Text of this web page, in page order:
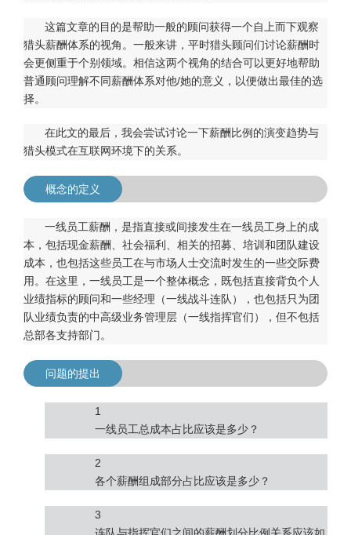
这篇文章的目的是帮助一般的顾问获得一个自上而下观察
猎头薪酬体系的视角。一般来讲，平时猎头顾问们讨论薪酬时
会更侧重于个别领域。相信这两个视角的结合可以更好地帮助
普通顾问理解不同薪酬体系对他/她的意义，以便做出最佳的选
择。
在此文的最后，我会尝试讨论一下薪酬比例的演变趋势与
猎头模式在互联网环境下的关系。
概念的定义
一线员工薪酬，是指直接或间接发生在一线员工身上的成
本，包括现金薪酬、社会福利、相关的招募、培训和团队建设
成本，也包括这些员工在与市场人士交流时发生的一些交际费
用。在这里，一线员工是一个整体概念，既包括直接背负个人
业绩指标的顾问和一些经理（一线战斗连队），也包括只为团
队业绩负责的中高级业务管理层（一线指挥官们），但不包括
总部各支持部门。
问题的提出
1
一线员工总成本占比应该是多少？
2
各个薪酬组成部分占比应该是多少？
3